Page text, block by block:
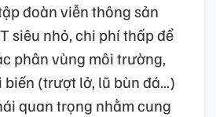
đoàn viễn thông sản
siêu nhỏ, chi phí thấp để
phân vùng môi trường,
(trượt lở, lũ bùn đá...)
quan trọng nhằm cung